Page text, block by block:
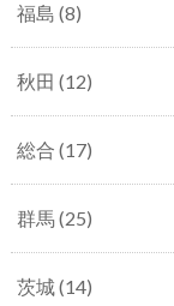
福島 (8)
秋田 (12)
総合 (17)
群馬(25)
茨城(14)